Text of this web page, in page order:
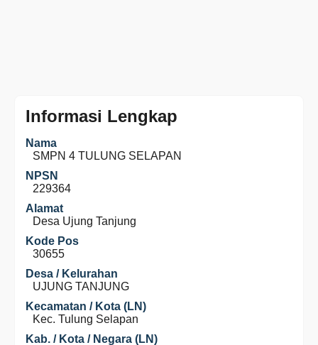
Informasi Lengkap
Nama
SMPN 4 TULUNG SELAPAN
NPSN
229364
Alamat
Desa Ujung Tanjung
Kode Pos
30655
Desa / Kelurahan
UJUNG TANJUNG
Kecamatan / Kota (LN)
Kec. Tulung Selapan
Kab. / Kota / Negara (LN)